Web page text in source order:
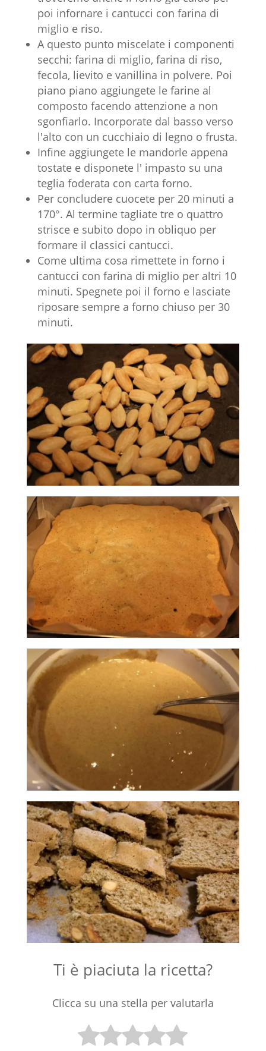
poi infornare i cantucci con farina di
miglio e riso.
A questo punto miscelate i componenti
secchi: farina di miglio, farina di riso,
fecola, lievito e vanillina in polvere. Poi
piano piano aggiungete le farine al
composto facendo attenzione a non
sgonfiarlo. Incorporate dal basso verso
l'alto con un cucchiaio di legno o frusta.
Infine aggiungete le mandorle appena
tostate e disponete l' impasto su una
teglia foderata con carta forno.
Per concludere cuocete per 20 minuti a
170°. Al termine tagliate tre o quattro
strisce e subito dopo in obliquo per
formare il classici cantucci.
Come ultima cosa rimettete in forno i
cantucci con farina di miglio per altri 10
minuti. Spegnete poi il forno e lasciate
riposare sempre a forno chiuso per 30
minuti.
Ti è piaciuta la ricetta?
Clicca su una stella per valutarla